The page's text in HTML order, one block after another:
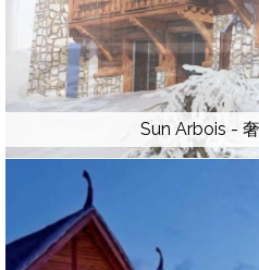
Sun Arbois -